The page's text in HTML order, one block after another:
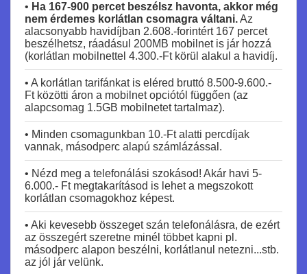
• Ha 167-900 percet beszélsz havonta, akkor még
nem érdemes korlátlan csomagra váltani.Az
alacsonyabb havidíjban 2.608.-forintért 167 percet
beszélhetsz, ráadásul 200MB mobilnet is jár hozzá
(korlátlan mobilnettel 4.300.-Ft körül alakul a havidíj.
• A korlátlan tarifánkat is eléred bruttó 8.500-9.600.-
Ft közötti áron a mobilnet opciótól függően (az
alapcsomag 1.5GB mobilnetet tartalmaz).
• Minden csomagunkban 10.-Ft alatti percdíjak
vannak, másodperc alapú számlázással.
• Nézd meg a telefonálási szokásod! Akár havi 5-
6.000.- Ft megtakarításod is lehet a megszokott
korlátlan csomagokhoz képest.
• Aki kevesebb összeget szán telefonálásra, de ezért
az összegért szeretne minél többet kapni pl.
másodperc alapon beszélni, korlátlanul netezni...stb.
az jól jár velünk.